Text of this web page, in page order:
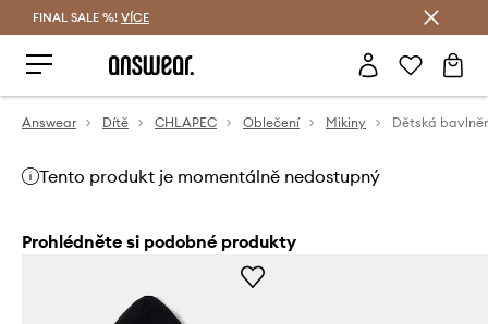
FINAL SALE %! VÍCE
Answear Dítě CHLAPEC Oblečení Mikiny
Tento produkt je momentálně nedostupný
Prohlédněte si podobné produkty